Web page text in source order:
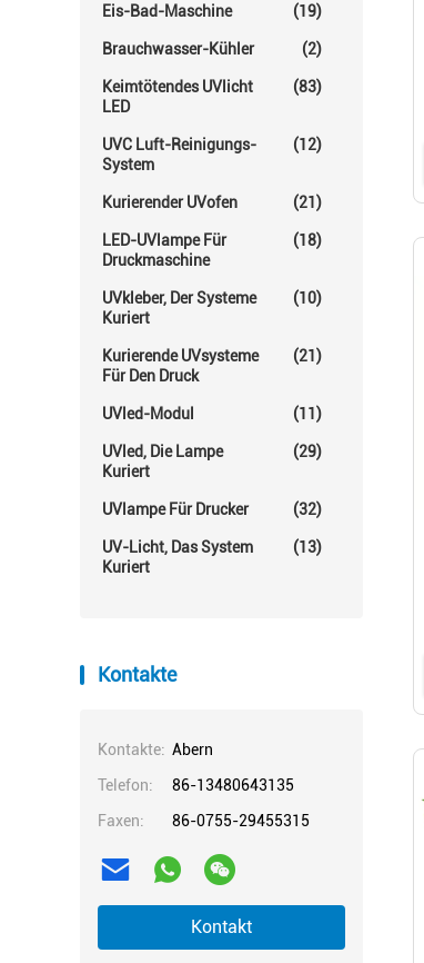
Eis-Bad-Maschine (19)
Brauchwasser-Kühler (2)
Keimtötendes UVlicht
LED
(83)
UVC Luft-Reinigungs-
System
(12)
Kurierender UVofen (21)
LED-UVlampe Für
Druckmaschine
(18)
UVkleber, Der Systeme
Kuriert
(10)
Kurierende UVsysteme
Für Den Druck
(21)
UVled-Modul (11)
UVled, Die Lampe
Kuriert
(29)
UVlampe Für Drucker (32)
UV-Licht, Das System
Kuriert
(13)
Kontakte
Kontakte: Abern
Telefon:
86-13480643135
Faxen:
86-0755-29455315
Kontakt